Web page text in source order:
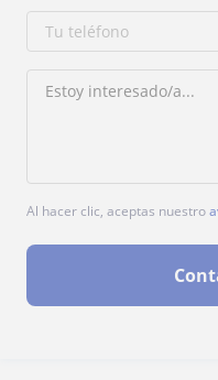
Al hacer clic, aceptas nuestro